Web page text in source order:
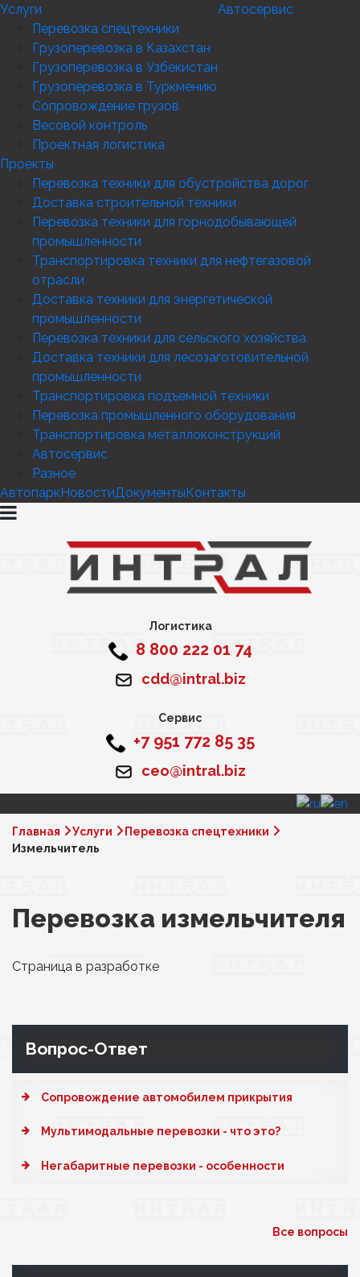
Услуги
Перевозка спецтехники
Грузоперевозка в Казахстан
Грузоперевозка в Узбекистан
Грузоперевозка в Туркмению
Сопровождение грузов
Весовой контроль
Проектная логистика
Автосервис
Проекты
Перевозка техники для обустройства дорог
Доставка строительной техники
Перевозка техники для горнодобывающей
промышленности
Транспортировка техники для нефтегазовой
отрасли
Доставка техники для энергетической
промышленности
Перевозка техники для сельского хозяйства
Доставка техники для лесозаготовительной
промышленности
Транспортировка подъемной техники
Перевозка промышленного оборудования
Транспортировка металлоконструкций
Автосервис
Разное
АвтопаркНовостиДокументыКонтакты
Логистика
8 800 222 01 74
cdd@intral.biz
Сервис
+7 951 772 85 35
ceo@intral.biz
Главная Услуги
Перевозка спецтехники
Измельчитель
Перевозка измельчителя
Страница в разработке
Вопрос-Ответ
Cопровождение автомобилем прикрытия
Мультимодальные перевозки - что это?
Негабаритные перевозки - особенности
Все вопросы